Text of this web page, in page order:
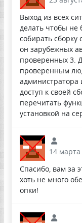
Выход из всех
делать чтобы
собирать сборку
он зарубежных
проверенных 3.
проверенным
администратора
доступ к своей
перечитать
установкой на
14
Спасибо, вам за
хоть не много
опки!